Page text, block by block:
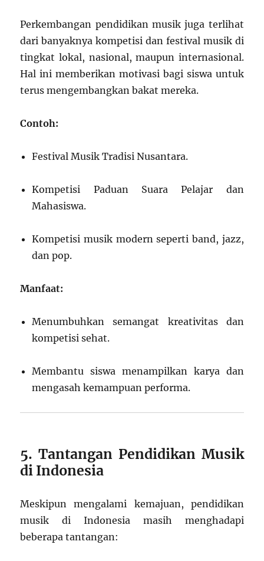
Perkembangan pendidikan musik juga terlihat
dari banyaknya kompetisi dan festival musik di
tingkat lokal, nasional, maupun internasional.
Hal ini memberikan motivasi bagi siswa untuk
terus mengembangkan bakat mereka.
Contoh:
Festival Musik Tradisi Nusantara.
Kompetisi Paduan Suara Pelajar dan
Mahasiswa.
Kompetisi musik modern seperti band, jazz,
dan pop.
Manfaat:
Menumbuhkan semangat kreativitas dan
kompetisi sehat.
Membantu siswa menampilkan karya dan
mengasah kemampuan performa.
5. Tantangan Pendidikan Musik
di Indonesia
Meskipun mengalami kemajuan, pendidikan
musik di Indonesia masih menghadapi
beberapa tantangan: